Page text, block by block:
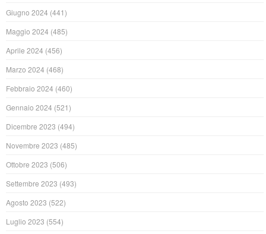
Giugno 2024 (441)
Maggio 2024 (485)
Aprile 2024 (456)
Marzo 2024 (468)
Febbraio 2024 (460)
Gennaio 2024 (521)
Dicembre 2023 (494)
Novembre 2023 (485)
Ottobre 2023 (506)
Settembre 2023 (493)
Agosto 2023 (522)
Luglio 2023 (554)